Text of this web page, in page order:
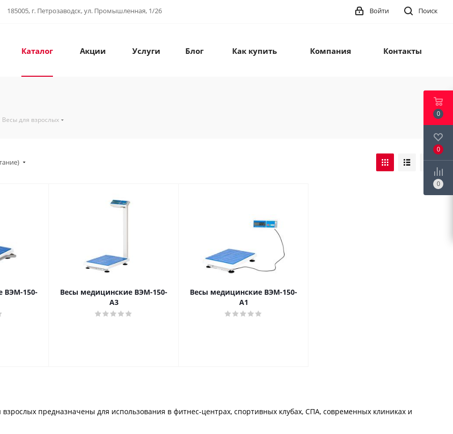
185005, г. Петрозаводск, ул. Промышленная, 1/26 Поиск
Войти
Каталог Акции Услуги Блог Как купить Компания Контакты
Весы для взрослых
ВЭМ-150-
Весы медицинские ВЭМ-150-
А3
Весы медицинские ВЭМ-150-
А1
предназначены для использования в фитнес-центрах, спортивных клубах, СПА, современных клиниках и
0
0
0